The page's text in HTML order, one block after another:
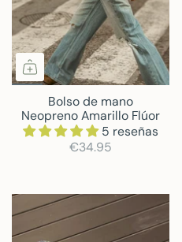
Bolso de mano
Neopreno Amarillo Flúor
5 reseñas
€34.95